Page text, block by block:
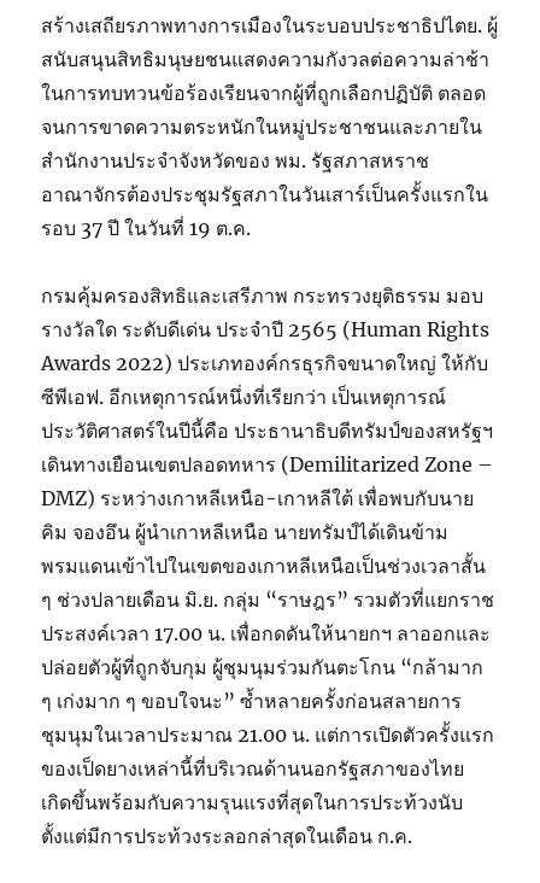
สร้างเสถียรภาพทางการเมืองในระบอบประชาธิปไตย. ผู้
สนับสนุนสิทธิมนุษยชนแสดงความกังวลต่อความล่าช้า
ในการทบทวนข้อร้องเรียนจากผู้ที่ถูกเลือกปฏิบัติ ตลอด
จนการขาดความตระหนักในหมู่ประชาชนและภายใน
สำนักงานประจำจังหวัดของ พม. รัฐสภาสหราช
อาณาจักรต้องประชุมรัฐสภาในวันเสาร์เป็นครั้งแรกใน
รอบ 37 ปี ในวันที่ 19 ต.ค.
กรมคุ้มครองสิทธิและเสรีภาพ กระทรวงยุติธรรม มอบ
รางวัลใด ระดับดีเด่น ประจำปี 2565 (Human Rights
Awards 2022) ประเภทองค์กรธุรกิจขนาดใหญ่ ให้กับ
ซีพีเอฟ. อีกเหตุการณ์หนึ่งที่เรียกว่า เป็นเหตุการณ์
ประวัติศาสตร์ในปีนี้คือ ประธานาธิบดีทรัมป์ของสหรัฐฯ
เดินทางเยือนเขตปลอดทหาร (Demilitarized Zone –
DMZ) ระหว่างเกาหลีเหนือ-เกาหลีใต้ เพื่อพบกับนาย
คิม จองอึน ผู้นำเกาหลีเหนือ นายทรัมป์ได้เดินข้าม
พรมแดนเข้าไปในเขตของเกาหลีเหนือเป็นช่วงเวลาสั้น
ๆ ช่วงปลายเดือน มิ.ย. กลุ่ม “ราษฎร” รวมตัวที่แยกราช
ประสงค์เวลา 17.00 น. เพื่อกดดันให้นายกฯ ลาออกและ
ปล่อยตัวผู้ที่ถูกจับกุม ผู้ชุมนุมร่วมกันตะโกน “กล้ามาก
ๆ เก่งมาก ๆ ขอบใจนะ” ซ้ำหลายครั้งก่อนสลายการ
ชุมนุมในเวลาประมาณ 21.00 น. แต่การเปิดตัวครั้งแรก
ของเป็ดยางเหล่านี้ที่บริเวณด้านนอกรัฐสภาของไทย
เกิดขึ้นพร้อมกับความรุนแรงที่สุดในการประท้วงนับ
ตั้งแต่มีการประท้วงระลอกล่าสุดในเดือน ก.ค.